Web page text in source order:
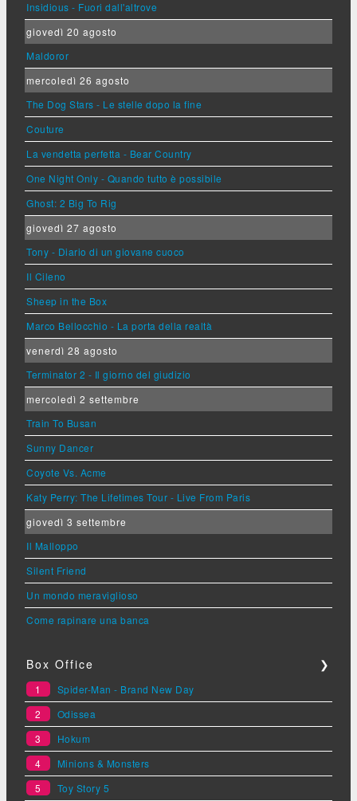
Insidious - Fuori dall'altrove
giovedì 20 agosto
Maldoror
mercoledì 26 agosto
The Dog Stars - Le stelle dopo la fine
Couture
La vendetta perfetta - Bear Country
One Night Only - Quando tutto è possibile
Ghost: 2 Big To Rig
giovedì 27 agosto
Tony - Diario di un giovane cuoco
Il Cileno
Sheep in the Box
Marco Bellocchio - La porta della realtà
venerdì 28 agosto
Terminator 2 - Il giorno del giudizio
mercoledì 2 settembre
Train To Busan
Sunny Dancer
Coyote Vs. Acme
Katy Perry: The Lifetimes Tour - Live From Paris
giovedì 3 settembre
Il Malloppo
Silent Friend
Un mondo meraviglioso
Come rapinare una banca
Box Office ❯
1
Spider-Man - Brand New Day
2
Odissea
3
Hokum
4
Minions & Monsters
5
Toy Story 5